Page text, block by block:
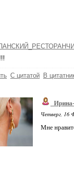
С цитатой В
Четверг, 16
Мне